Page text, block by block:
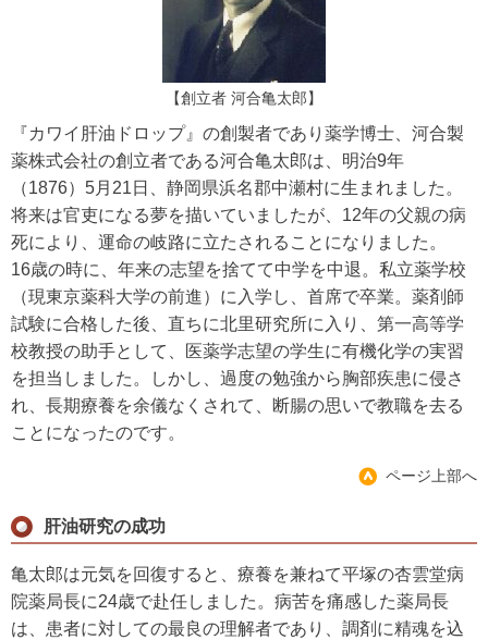
【創立者 河合亀太郎】
『カワイ肝油ドロップ』の創製者であり薬学博士、河合製
薬株式会社の創立者である河合亀太郎は、明治9年
（1876）5月21日、静岡県浜名郡中瀬村に生まれました。
将来は官吏になる夢を描いていましたが、12年の父親の病
死により、運命の岐路に立たされることになりました。
16歳の時に、年来の志望を捨てて中学を中退。私立薬学校
（現東京薬科大学の前進）に入学し、首席で卒業。薬剤師
試験に合格した後、直ちに北里研究所に入り、第一高等学
校教授の助手として、医薬学志望の学生に有機化学の実習
を担当しました。しかし、過度の勉強から胸部疾患に侵さ
れ、長期療養を余儀なくされて、断腸の思いで教職を去る
ことになったのです。
ページ上部へ
肝油研究の成功
亀太郎は元気を回復すると、療養を兼ねて平塚の杏雲堂病
院薬局長に24歳で赴任しました。病苦を痛感した薬局長
は、患者に対しての最良の理解者であり、調剤に精魂を込